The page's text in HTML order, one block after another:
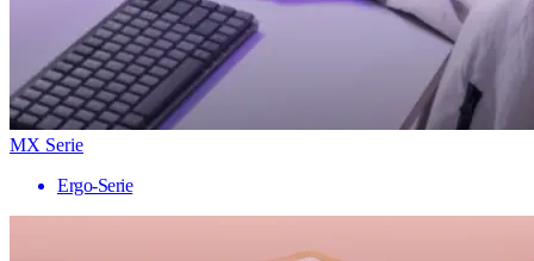
MX Serie
Ergo-Serie